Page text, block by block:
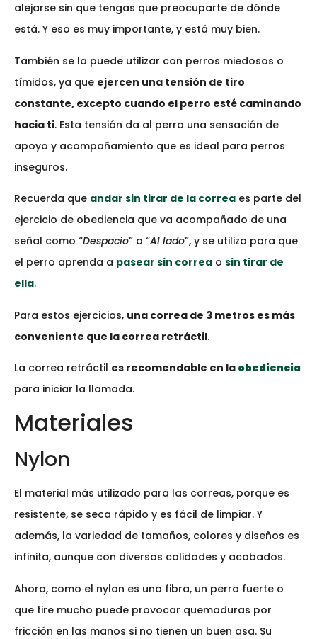
alejarse sin que tengas que preocuparte de dónde
está. Y eso es muy importante, y está muy bien.
También se la puede utilizar con perros miedosos o
tímidos, ya que ejercen una tensión de tiro
constante, excepto cuando el perro esté caminando
hacia ti. Esta tensión da al perro una sensación de
apoyo y acompañamiento que es ideal para perros
inseguros.
Recuerda que andar sin tirar de la correa es parte del
ejercicio de obediencia que va acompañado de una
señal como “Despacio” o “Al lado”, y se utiliza para que
el perro aprenda a pasear sin correa o sin tirar de
ella.
Para estos ejercicios, una correa de 3 metros es más
conveniente que la correa retráctil.
La correa retráctil es recomendable en la obediencia
para iniciar la llamada.
Materiales
Nylon
El material más utilizado para las correas, porque es
resistente, se seca rápido y es fácil de limpiar. Y
además, la variedad de tamaños, colores y diseños es
infinita, aunque con diversas calidades y acabados.
Ahora, como el nylon es una fibra, un perro fuerte o
que tire mucho puede provocar quemaduras por
fricción en las manos si no tienen un buen asa. Su